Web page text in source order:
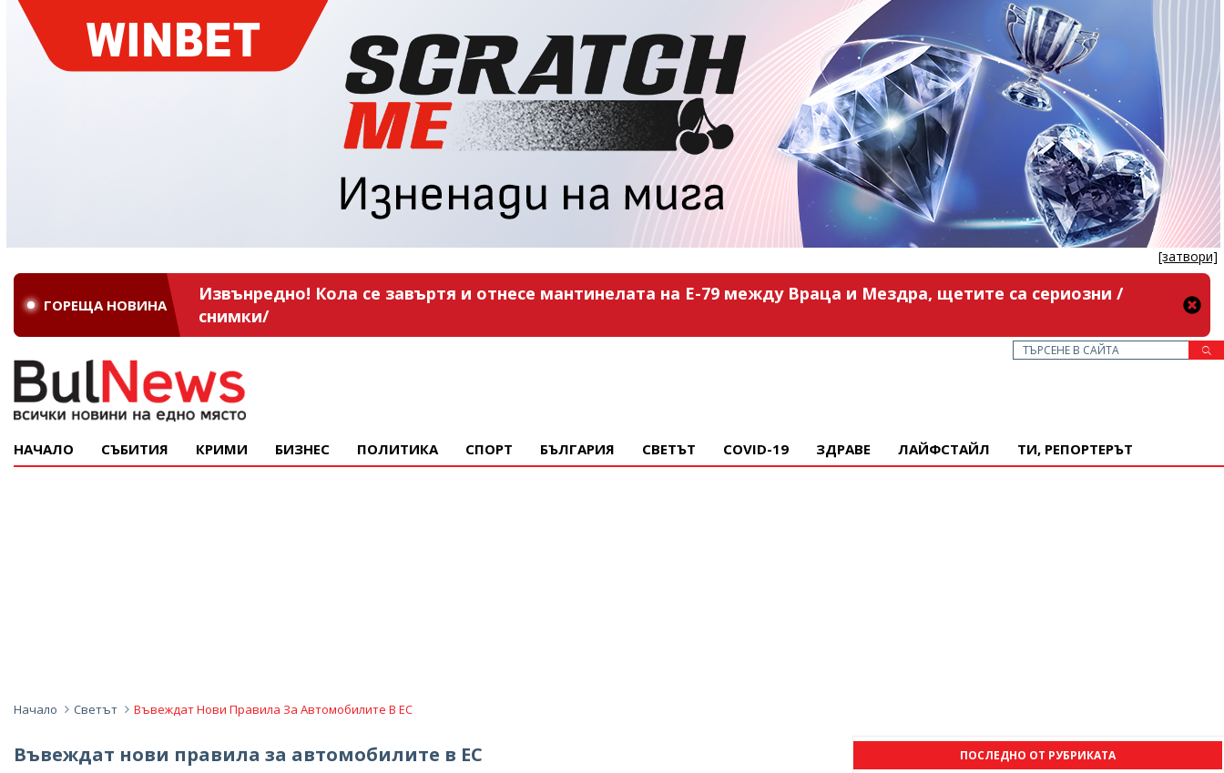
[затвори]
ГОРЕЩА НОВИНА
Извънредно! Кола се завъртя и отнесе мантинелата на Е-79 между Враца и Мездра, щетите са сериозни /
снимки/
НАЧАЛО СЪБИТИЯ КРИМИ БИЗНЕС ПОЛИТИКА СПОРТ БЪЛГАРИЯ СВЕТЪТ COVID-19 ЗДРАВЕ ЛАЙФСТАЙЛ ТИ, РЕПОРТЕРЪТ
Начало Светът Въвеждат Нови Правила За Автомобилите В ЕС
Въвеждат нови правила за автомобилите в ЕС ПОСЛЕДНО ОТ РУБРИКАТА